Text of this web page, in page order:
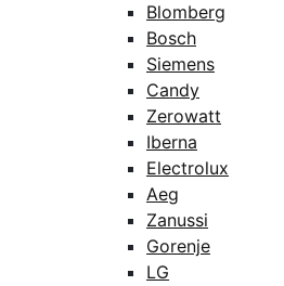
Blomberg
Bosch
Siemens
Candy
Zerowatt
Iberna
Electrolux
Aeg
Zanussi
Gorenje
LG